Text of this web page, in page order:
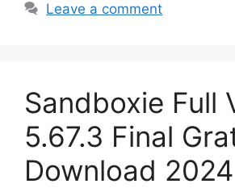
Leave a comment
Sandboxie Full
5.67.3 Final
Download 2024